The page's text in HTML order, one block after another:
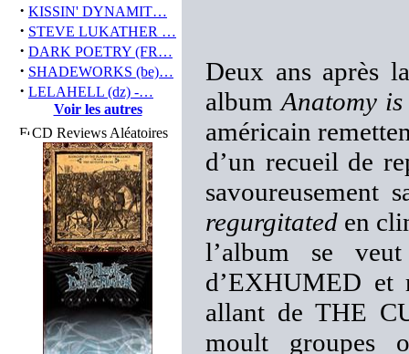
· KISSIN' DYNAMIT…
· STEVE LUKATHER …
· DARK POETRY (FR…
· SHADEWORKS (be)…
· LELAHELL (dz) -…
Voir les autres
CD Reviews Aléatoires
Deux ans après
albumAnatomy
américain
d’un recueil de
savoureusement
regurgitated en
l’album se
d’EXHUMED et
allant de THE
moult groupes